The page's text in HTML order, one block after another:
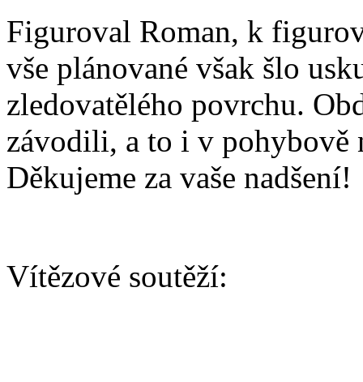
Figuroval Roman, k
vše plánované však šlo
zledovatělého povrchu.
závodili, a to i v pohybově
Děkujeme za vaše nadšení!
Vítězové soutěží: